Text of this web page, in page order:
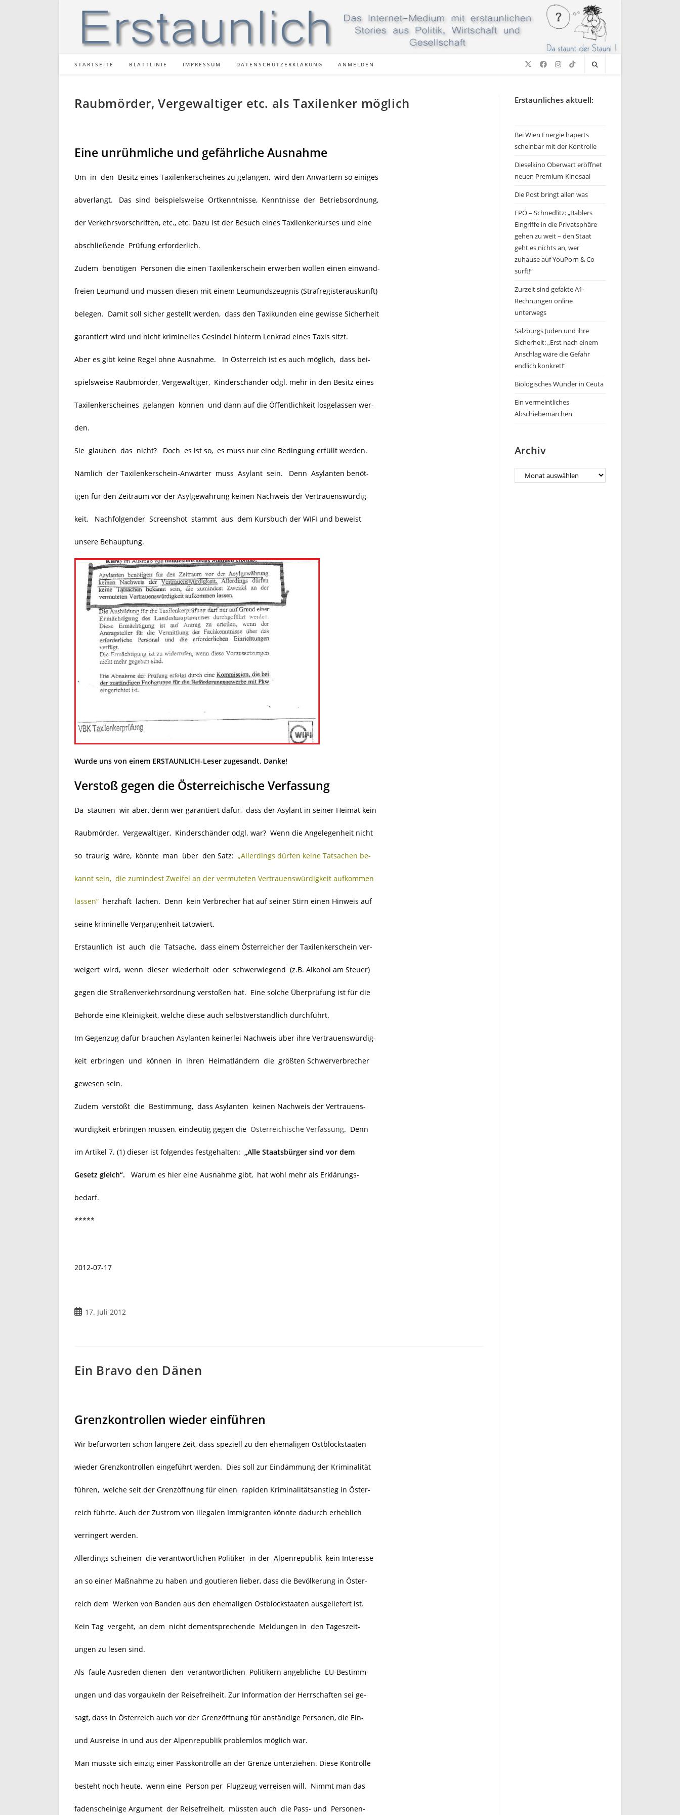
STARTSEITE BLATTLINIE IMPRESSUM DATENSCHUTZERKLÄRUNG ANMELDEN
Raubmörder, Vergewaltiger etc. als Taxilenker möglich
Eine unrühmliche und gefährliche Ausnahme
Um in den Besitz eines Taxilenkerscheines zu gelangen, wird den Anwärtern so einiges
abverlangt. Das sind beispielsweise Ortkenntnisse, Kenntnisse der Betriebsordnung,
der Verkehrsvorschriften, etc., etc. Dazu ist der Besuch eines Taxilenkerkurses und eine
abschließende Prüfung erforderlich.
Zudem benötigen Personen die einen Taxilenkerschein erwerben wollen einen einwand-
freien Leumund und müssen diesen mit einem Leumundszeugnis (Strafregisterauskunft)
belegen. Damit soll sicher gestellt werden, dass den Taxikunden eine gewisse Sicherheit
garantiert wird und nicht kriminelles Gesindel hinterm Lenkrad eines Taxis sitzt.
Aber es gibt keine Regel ohne Ausnahme. In Österreich ist es auch möglich, dass bei-
spielsweise Raubmörder, Vergewaltiger, Kinderschänder odgl. mehr in den Besitz eines
Taxilenkerscheines gelangen können und dann auf die Öffentlichkeit losgelassen wer-
den.
Sie glauben das nicht? Doch es ist so, es muss nur eine Bedingung erfüllt werden.
Nämlich der Taxilenkerschein-Anwärter muss Asylant sein. Denn Asylanten benöt-
igen für den Zeitraum vor der Asylgewährung keinen Nachweis der Vertrauenswürdig-
keit. Nachfolgender Screenshot stammt aus dem Kursbuch der WIFI und beweist
unsere Behauptung.
Wurde uns von einem ERSTAUNLICH-Leser zugesandt. Danke!
Verstoß gegen die Österreichische Verfassung
Da staunen wir aber, denn wer garantiert dafür, dass der Asylant in seiner Heimat kein
Raubmörder, Vergewaltiger, Kinderschänder odgl. war? Wenn die Angelegenheit nicht
so traurig wäre, könnte man über den Satz: „Allerdings dürfen keine Tatsachen be-
kannt sein, die zumindest Zweifel an der vermuteten Vertrauenswürdigkeit aufkommen
lassen“ herzhaft lachen. Denn kein Verbrecher hat auf seiner Stirn einen Hinweis auf
seine kriminelle Vergangenheit tätowiert.
Erstaunlich ist auch die Tatsache, dass einem Österreicher der Taxilenkerschein ver-
weigert wird, wenn dieser wiederholt oder schwerwiegend (z.B. Alkohol am Steuer)
gegen die Straßenverkehrsordnung verstoßen hat. Eine solche Überprüfung ist für die
Behörde eine Kleinigkeit, welche diese auch selbstverständlich durchführt.
Im Gegenzug dafür brauchen Asylanten keinerlei Nachweis über ihre Vertrauenswürdig-
keit erbringen und können in ihren Heimatländern die größten Schwerverbrecher
gewesen sein.
Zudem verstößt die Bestimmung, dass Asylanten keinen Nachweis der Vertrauens-
würdigkeit erbringen müssen, eindeutig gegen die Österreichische Verfassung. Denn
im Artikel 7. (1) dieser ist folgendes festgehalten: „Alle Staatsbürger sind vor dem
Gesetz gleich“. Warum es hier eine Ausnahme gibt, hat wohl mehr als Erklärungs-
bedarf.
*****
2012-07-17
Beitrag17. Juli 2012
Ein Bravo den Dänen
Grenzkontrollen wieder einführen
Wir befürworten schon längere Zeit, dass speziell zu den ehemaligen Ostblockstaaten
wieder Grenzkontrollen eingeführt werden. Dies soll zur Eindämmung der Kriminalität
führen, welche seit der Grenzöffnung für einen rapiden Kriminalitätsanstieg in Öster-
reich führte. Auch der Zustrom von illegalen Immigranten könnte dadurch erheblich
verringert werden.
Allerdings scheinen die verantwortlichen Politiker in der Alpenrepublik kein Interesse
an so einer Maßnahme zu haben und goutieren lieber, dass die Bevölkerung in Öster-
reich dem Werken von Banden aus den ehemaligen Ostblockstaaten ausgeliefert ist.
Kein Tag vergeht, an dem nicht dementsprechende Meldungen in den Tageszeit-
ungen zu lesen sind.
Als faule Ausreden dienen den verantwortlichen Politikern angebliche EU-Bestimm-
ungen und das vorgaukeln der Reisefreiheit. Zur Information der Herrschaften sei ge-
sagt, dass in Österreich auch vor der Grenzöffnung für anständige Personen, die Ein-
und Ausreise in und aus der Alpenrepublik problemlos möglich war.
Man musste sich einzig einer Passkontrolle an der Grenze unterziehen. Diese Kontrolle
besteht noch heute, wenn eine Person per Flugzeug verreisen will. Nimmt man das
fadenscheinige Argument der Reisefreiheit, müssten auch die Pass- und Personen-
Erstaunliches aktuell:
Bei Wien Energie haperts
scheinbar mit der Kontrolle
Dieselkino Oberwart eröffnet
neuen Premium-Kinosaal
Die Post bringt allen was
FPÖ – Schnedlitz: „Bablers
Eingriffe in die Privatsphäre
gehen zu weit – den Staat
geht es nichts an, wer
zuhause auf YouPorn & Co
surft!“
Zurzeit sind gefakte A1-
Rechnungen online
unterwegs
Salzburgs Juden und ihre
Sicherheit: „Erst nach einem
Anschlag wäre die Gefahr
endlich konkret!“
Biologisches Wunder in Ceuta
Ein vermeintliches
Abschiebemärchen
Archiv
Archiv